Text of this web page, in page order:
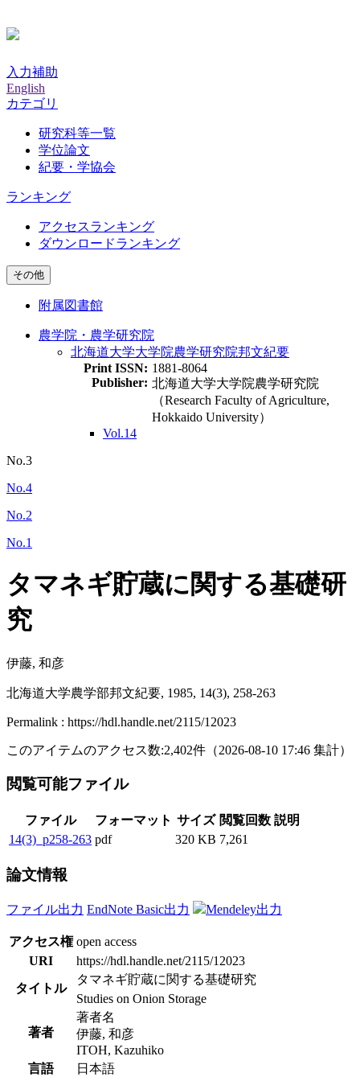
入力補助
English
カテゴリ
研究科等一覧
学位論文
紀要・学協会
ランキング
アクセスランキング
ダウンロードランキング
その他
附属図書館
農学院・農学研究院
北海道大学大学院農学研究院邦文紀要
Print ISSN: 1881-8064
Publisher: 北海道大学大学院農学研究院
（Research Faculty of Agriculture,
Hokkaido University）
Vol.14
No.3
No.4
No.2
No.1
タマネギ貯蔵に関する基礎研
究
伊藤, 和彦
北海道大学農学部邦文紀要, 1985, 14(3), 258-263
Permalink : https://hdl.handle.net/2115/12023
このアイテムのアクセス数:2,402件 （2026-08-10 17:46 集計）
閲覧可能ファイル
ファイル フォーマット サイズ 閲覧回数 説明
14(3)_p258-263 pdf 320 KB 7,261
論文情報
ファイル出力 EndNote Basic出力 Mendeley出力
アクセス権 open access
URI
https://hdl.handle.net/2115/12023
タイトル
タマネギ貯蔵に関する基礎研究
Studies on Onion Storage
著者
著者名
伊藤, 和彦
ITOH, Kazuhiko
言語
日本語